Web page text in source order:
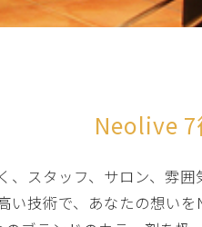
Neolive
、スタッフ、サロン、雰囲
い技術で、あなたの想い